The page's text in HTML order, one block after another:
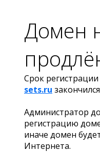
Домен
Срок
sets.ru закончился
Администратор
регистрацию
иначе домен
Интернета.